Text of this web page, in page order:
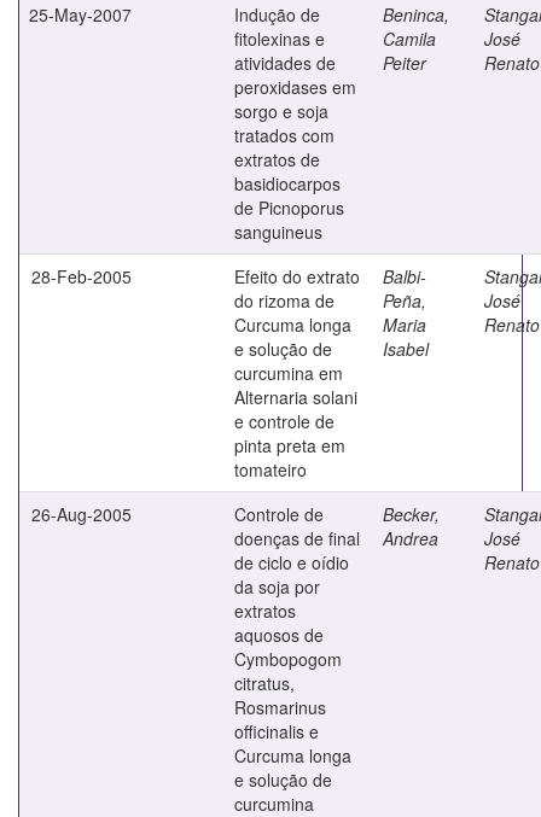
25-May-2007
Indução de
fitolexinas e
atividades de
peroxidases em
sorgo e soja
tratados com
extratos de
basidiocarpos
de Picnoporus
sanguineus
Beninca,
Camila
Peiter
José
Renato
28-Feb-2005
Efeito do extrato
do rizoma de
Curcuma longa
e solução de
curcumina em
Alternaria solani
e controle de
pinta preta em
tomateiro
Balbi-
Peña,
Maria
Isabel
José
Renato
26-Aug-2005
Controle de
doenças de final
de ciclo e oídio
da soja por
extratos
aquosos de
Cymbopogom
citratus,
Rosmarinus
officinalis e
Curcuma longa
e solução de
curcumina
Becker,
Andrea
José
Renato